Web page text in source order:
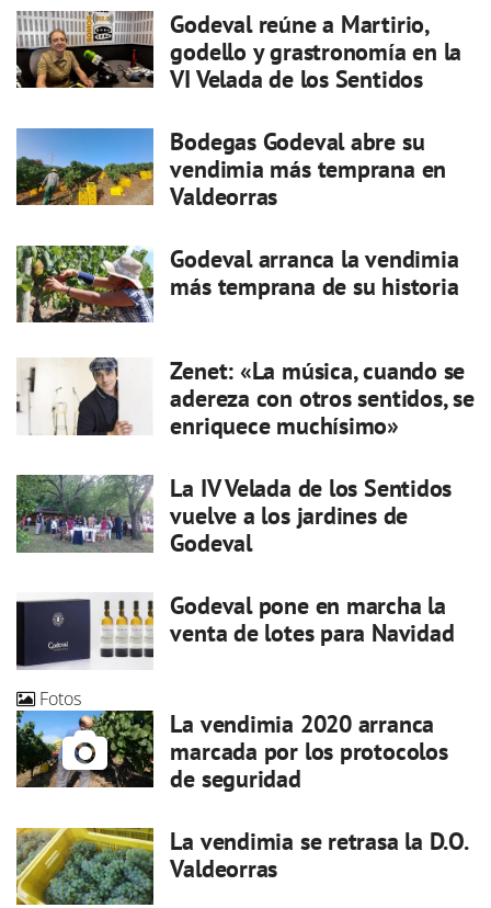
Godeval reúne a Martirio,
godello y grastronomía en la
VI Velada de los Sentidos
Bodegas Godeval abre su
vendimia más temprana en
Valdeorras
Godeval arranca la vendimia
más temprana de su historia
Zenet: «La música, cuando se
adereza con otros sentidos, se
enriquece muchísimo»
La IV Velada de los Sentidos
vuelve a los jardines de
Godeval
Godeval pone en marcha la
venta de lotes para Navidad
Fotos
La vendimia 2020 arranca
marcada por los protocolos
de seguridad
La vendimia se retrasa la D.O.
Valdeorras